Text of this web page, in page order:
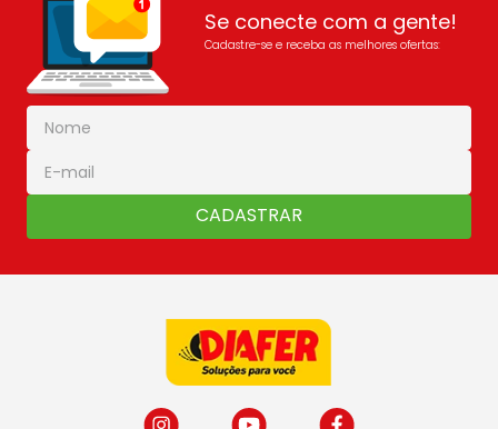
Se conecte com a gente!
Cadastre-se e receba as melhores ofertas:
CADASTRAR